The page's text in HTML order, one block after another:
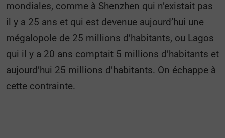
mondiales, comme à Shenzhen qui n’existait pas
il y a 25 ans et qui est devenue aujourd’hui une
mégalopole de 25 millions d’habitants, ou Lagos
qui il y a 20 ans comptait 5 millions d’habitants et
aujourd’hui 25 millions d’habitants. On échappe à
cette contrainte.